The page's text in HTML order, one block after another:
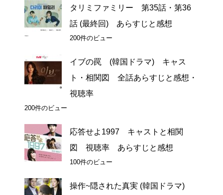
タリミファミリー 第35話・第36
話 (最終回) あらすじと感想
200件のビュー
イブの罠 (韓国ドラマ) キャス
ト・相関図 全話あらすじと感想・
視聴率
200件のビュー
応答せよ1997 キャストと相関
図 視聴率 あらすじと感想
100件のビュー
操作~隠された真実 (韓国ドラマ)